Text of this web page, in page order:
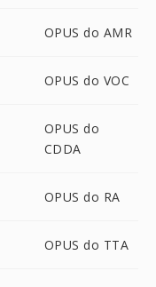
OPUS do AMR
OPUS do VOC
OPUS do
CDDA
OPUS do RA
OPUS do TTA